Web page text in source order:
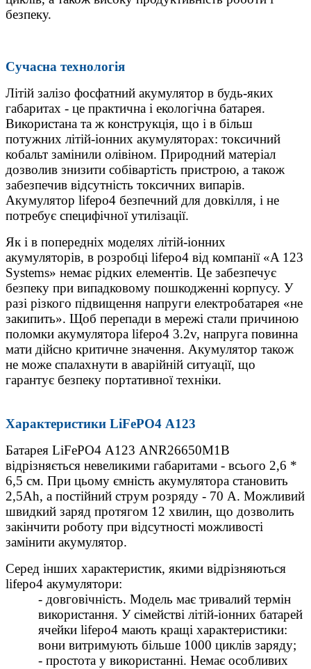
безпеку.
Cучасна технологія
Літій залізо фосфатний акумулятор в будь-яких
габаритах - це практична і екологічна батарея.
Використана та ж конструкція, що і в більш
потужних літій-іонних акумуляторах: токсичний
кобальт замінили олівіном. Природний матеріал
дозволив знизити собівартість пристрою, а також
забезпечив відсутність токсичних випарів.
Акумулятор lifepo4 безпечний для довкілля, і не
потребує специфічної утилізації.
Як і в попередніх моделях літій-іонних
акумуляторів, в розробці lifepo4 від компанії «A 123
Systems» немає рідких елементів. Це забезпечує
безпеку при випадковому пошкодженні корпусу. У
разі різкого підвищення напруги електробатарея «не
закипить». Щоб перепади в мережі стали причиною
поломки акумулятора lifepo4 3.2v, напруга повинна
мати дійсно критичне значення. Акумулятор також
не може спалахнути в аварійній ситуації, що
гарантує безпеку портативної техніки.
Характеристики LiFePO4 А123
Батарея LiFePO4 А123 ANR26650M1B
відрізняється невеликими габаритами - всього 2,6 *
6,5 см. При цьому ємність акумулятора становить
2,5Ah, а постійний струм розряду - 70 А. Можливий
швидкий заряд протягом 12 хвилин, що дозволить
закінчити роботу при відсутності можливості
замінити акумулятор.
Серед інших характеристик, якими відрізняються
lifepo4 акумулятори:
- довговічність. Модель має тривалий термін
використання. У сімействі літій-іонних батарей
ячейки lifepo4 мають кращі характеристики:
вони витримують більше 1000 циклів заряду;
- простота у використанні. Немає особливих